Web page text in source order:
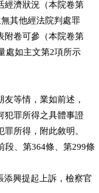
經濟狀況（本院卷第
無其他經法院判處罪
附卷可參（本院卷第
處如主文第2項所示
友等情，業如前述，
犯罪所得之具體事證
罪所得，附此敘明。
段、第364條、第299條
添興提起上訴，檢察官